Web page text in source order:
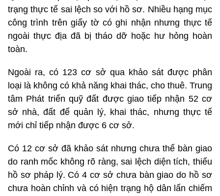
trạng thực tế sai lệch so với hồ sơ. Nhiều hạng mục
công trình trên giấy tờ có ghi nhận nhưng thực tế
ngoài thực địa đã bị tháo dỡ hoặc hư hỏng hoàn
toàn.
Ngoài ra, có 123 cơ sở qua khảo sát được phân
loại là không có khả năng khai thác, cho thuê. Trung
tâm Phát triển quỹ đất được giao tiếp nhận 52 cơ
sở nhà, đất để quản lý, khai thác, nhưng thực tế
mới chỉ tiếp nhận được 6 cơ sở.
Có 12 cơ sở đã khảo sát nhưng chưa thể bàn giao
do ranh mốc không rõ ràng, sai lệch diện tích, thiếu
hồ sơ pháp lý. Có 4 cơ sở chưa bàn giao do hồ sơ
chưa hoàn chỉnh và có hiện trạng hộ dân lấn chiếm